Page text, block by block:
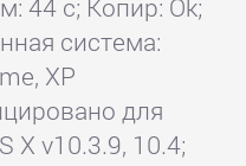
44 с; Копир: Ok;
система:
XP
для
X v10.3.9, 10.4;